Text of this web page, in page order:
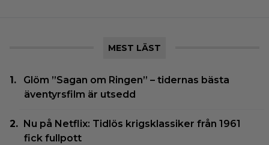
MEST LÄST
Glöm ”Sagan om Ringen” – tidernas bästa
äventyrsfilm är utsedd
Nu på Netflix: Tidlös krigsklassiker från 1961
fick fullpott